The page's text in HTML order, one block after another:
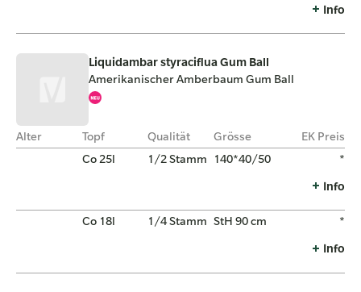
Info
Liquidambar styraciflua Gum Ball
Amerikanischer Amberbaum Gum Ball
Alter Topf Qualität Grösse
EK Preis
Co 25l
1/2 Stamm 140*40/50 *
Info
Co 18l 1/4 Stamm StH 90 cm *
Info